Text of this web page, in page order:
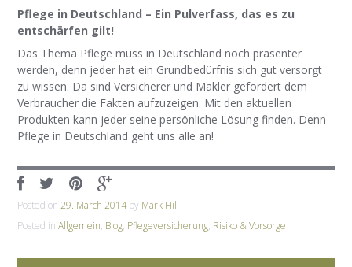
Pflege in Deutschland – Ein Pulverfass, das es zu
entschärfen gilt!
Das Thema Pflege muss in Deutschland noch präsenter
werden, denn jeder hat ein Grundbedürfnis sich gut versorgt
zu wissen. Da sind Versicherer und Makler gefordert dem
Verbraucher die Fakten aufzuzeigen. Mit den aktuellen
Produkten kann jeder seine persönliche Lösung finden. Denn
Pflege in Deutschland geht uns alle an!
Posted on29. March 2014by Mark Hill
Posted inAllgemein, Blog, Pflegeversicherung, Risiko & Vorsorge